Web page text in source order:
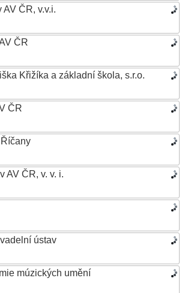
ČR, v.v.i.
ČR
Křižíka a základní škola, s.r.o.
ČR
AV ČR, v. v. i.
ústav
múzických umění